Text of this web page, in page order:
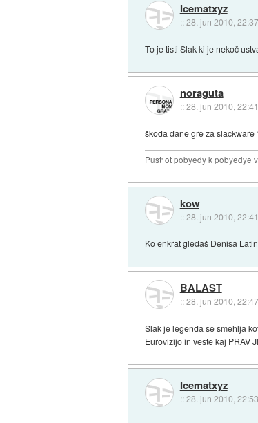
Icematxyz
::28. jun 2010, 22:37
To je tisti Slak ki je nekoč
noraguta
::28. jun 2010, 22:41
škoda dane gre za slackware
Pust' ot pobyedy k pobyedye
kow
::28. jun 2010, 22:41
Ko enkrat gledaš Denisa
BALAST
::28. jun 2010, 22:47
Slak je legenda se smehlja
Eurovizijo in veste kaj PRAV
Icematxyz
::28. jun 2010, 22:53